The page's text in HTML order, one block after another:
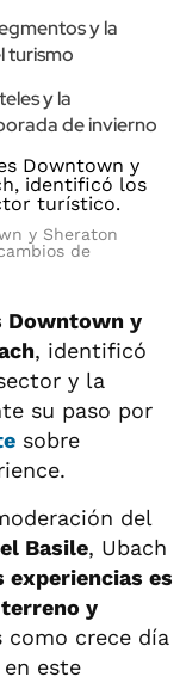
y la
turismo
y la
de invierno
y Sheraton
de
Downtown y
, identificó
y la
su paso por
sobre
del
Basile, Ubach
experiencias es
y
como crece día
este